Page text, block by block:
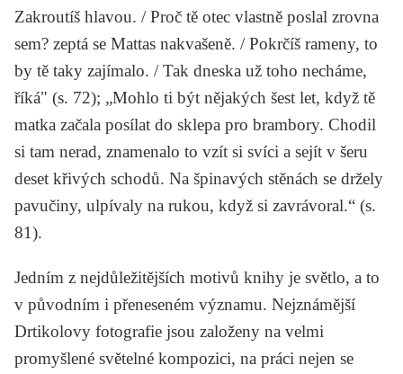
Zakroutíš hlavou. / Proč tě otec vlastně poslal zrovna
sem? zeptá se Mattas nakvašeně. / Pokrčíš rameny, to
by tě taky zajímalo. / Tak dneska už toho necháme,
říká" (s. 72); „Mohlo ti být nějakých šest let, když tě
matka začala posílat do sklepa pro brambory. Chodil
si tam nerad, znamenalo to vzít si svíci a sejít v šeru
deset křivých schodů. Na špinavých stěnách se držely
pavučiny, ulpívaly na rukou, když si zavrávoral.“ (s.
81).
Jedním z nejdůležitějších motivů knihy je světlo, a to
v původním i přeneseném významu. Nejznámější
Drtikolovy fotografie jsou založeny na velmi
promyšlené světelné kompozici, na práci nejen se